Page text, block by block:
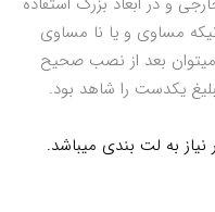
مساوی و یا نا مساوی
میتوان بعد از نصب صحیح
یکدست را شاهد بود.
به لت بندی میباشد.